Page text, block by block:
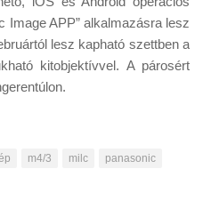
Image APP” alkalmazásra lesz
lesz kapható szettben a
kitobjektívvel. A párosért
m4/3 milc
panasonic